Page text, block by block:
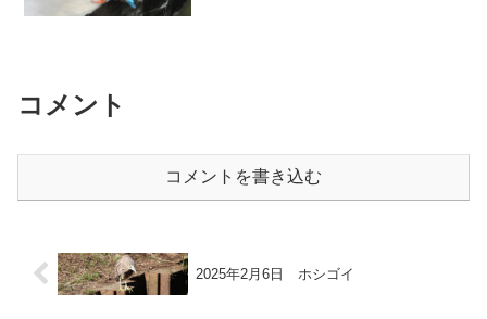
コメント
コメントを書き込む
2025年2月6日 ホシゴイ